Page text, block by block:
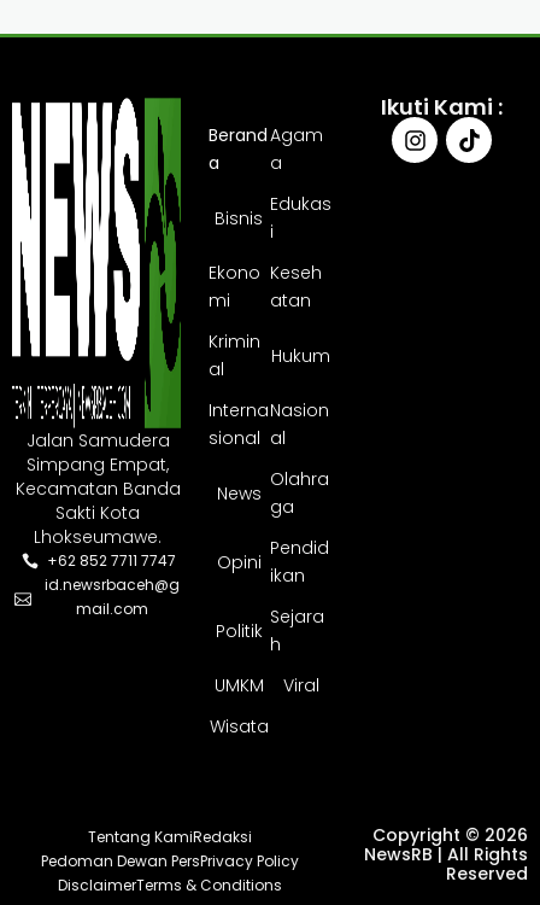
Jalan Samudera
Simpang Empat,
Kecamatan Banda
Sakti Kota
Lhokseumawe.
+62 852 7711 7747
id.newsrbaceh@g
mail.com
Berand
a
Agam
a
Bisnis
Edukas
i
Ekono
mi
Keseh
atan
Krimin
al
Hukum
Interna
sional
Nasion
al
News
Olahra
ga
Opini
Pendid
ikan
Politik
Sejara
h
UMKM
Viral
Wisata
Ikuti Kami :
Tentang KamiRedaksi
Pedoman Dewan PersPrivacy Policy
DisclaimerTerms & Conditions
Copyright © 2026
NewsRB | All Rights
Reserved